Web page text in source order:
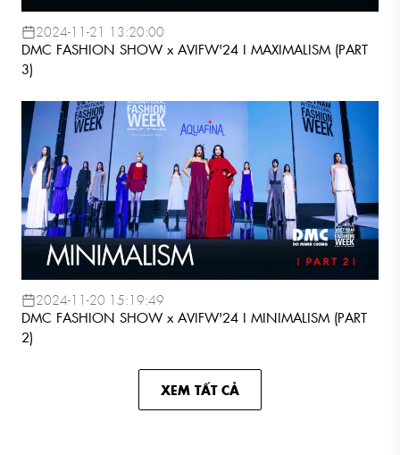
2024-11-21 13:20:00
DMC FASHION SHOW x AVIFW'24 I MAXIMALISM (PART
3)
2024-11-20 15:19:49
DMC FASHION SHOW x AVIFW'24 I MINIMALISM (PART
2)
XEM TẤT CẢ